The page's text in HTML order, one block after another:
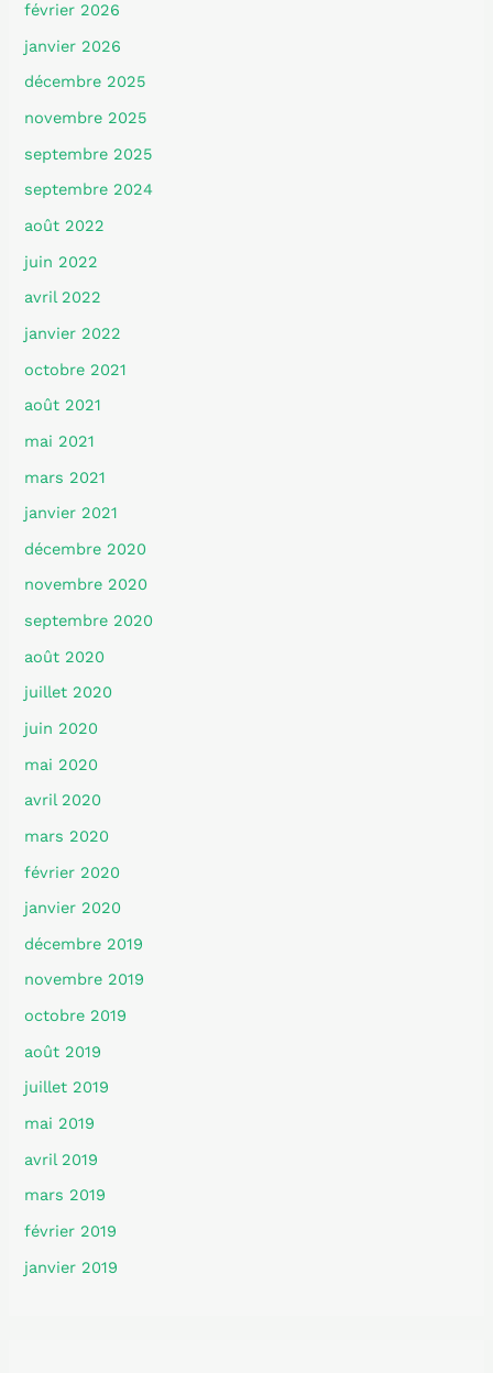
février 2026
janvier 2026
décembre 2025
novembre 2025
septembre 2025
septembre 2024
août 2022
juin 2022
avril 2022
janvier 2022
octobre 2021
août 2021
mai 2021
mars 2021
janvier 2021
décembre 2020
novembre 2020
septembre 2020
août 2020
juillet 2020
juin 2020
mai 2020
avril 2020
mars 2020
février 2020
janvier 2020
décembre 2019
novembre 2019
octobre 2019
août 2019
juillet 2019
mai 2019
avril 2019
mars 2019
février 2019
janvier 2019